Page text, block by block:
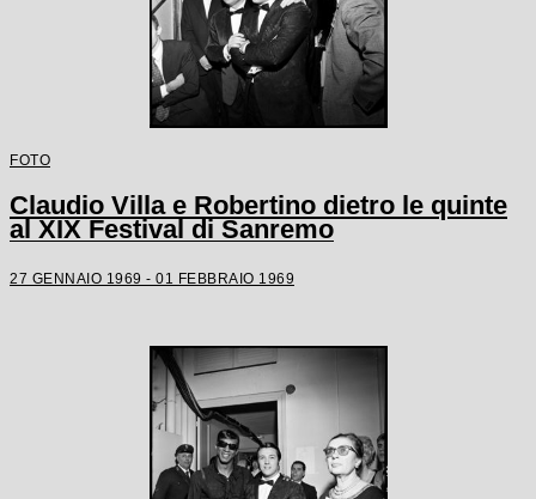
FOTO
Claudio Villa e Robertino dietro le quinte
al XIX Festival di Sanremo
27 GENNAIO 1969 - 01 FEBBRAIO 1969